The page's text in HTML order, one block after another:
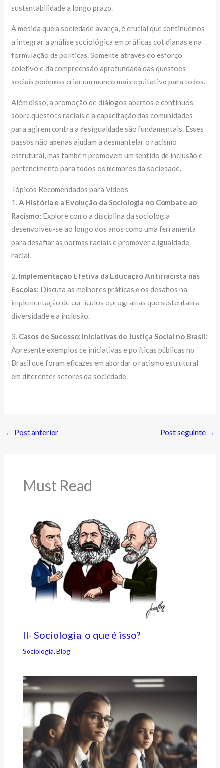
sustentabilidade a longo prazo.
À medida que a sociedade avança, é crucial que continuemos
a integrar a análise sociológica em práticas cotidianas e na
formulação de políticas. Somente através do esforço
coletivo e da compreensão aprofundada das questões
sociais podemos criar um mundo mais equitativo para todos.
Além disso, a promoção de diálogos abertos e contínuos
sobre questões raciais e a capacitação das comunidades
para agirem contra a desigualdade são fundamentais. Esses
passos não apenas ajudam a desmantelar o racismo
estrutural, mas também promovem um sentido de inclusão e
pertencimento para todos os membros da sociedade.
Tópicos Recomendados para Vídeos
1.A História e a Evolução da Sociologia no Combate ao
Racismo: Explore como a disciplina da sociologia
desenvolveu-se ao longo dos anos como uma ferramenta
para desafiar as normas raciais e promover a igualdade
racial.
2. Implementação Efetiva da Educação Antirracista nas
Escolas: Discuta as melhores práticas e os desafios na
implementação de currículos e programas que sustentam a
diversidade e a inclusão.
3. Casos de Sucesso: Iniciativas de Justiça Social no Brasil:
Apresente exemplos de iniciativas e políticas públicas no
Brasil que foram eficazes em abordar o racismo estrutural
em diferentes setores da sociedade.
← Post anterior Post seguinte →
Must Read
II- Sociologia, o que é isso?
Sociologia, Blog